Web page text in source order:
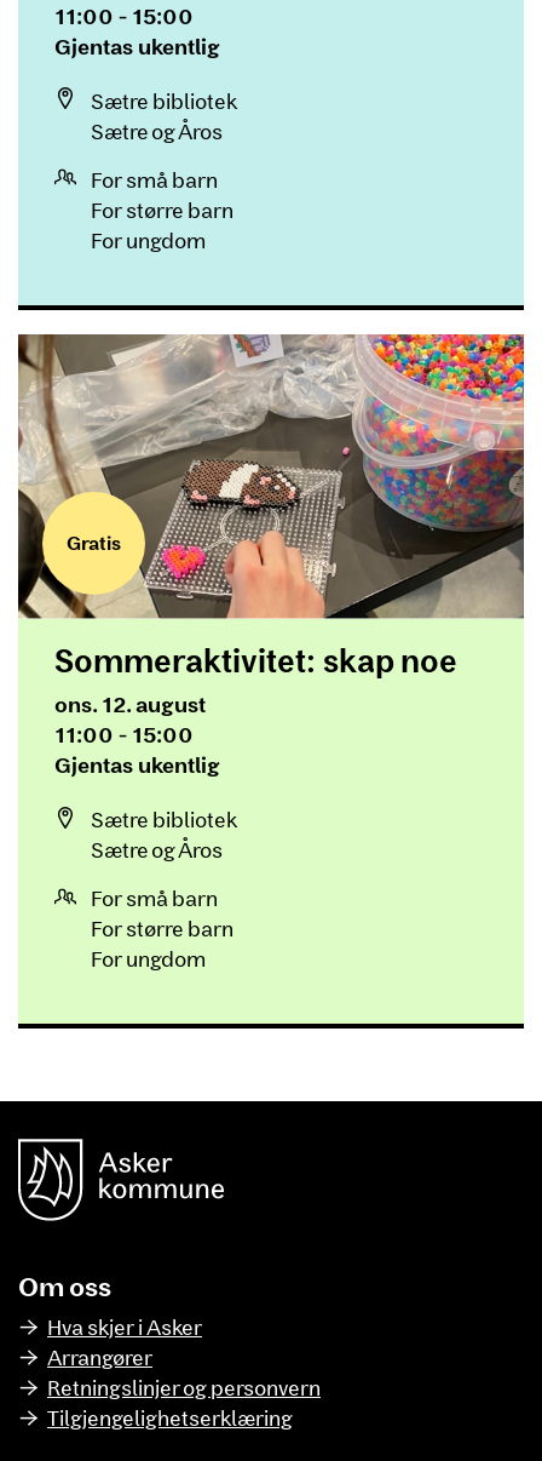
11:00 - 15:00
Gjentas ukentlig
Sætre bibliotek
Sætre og Åros
For små barn
For større barn
For ungdom
Gratis
Sommeraktivitet: skap noe
ons. 12. august
11:00 - 15:00
Gjentas ukentlig
Sætre bibliotek
Sætre og Åros
For små barn
For større barn
For ungdom
Om oss
Hva skjer i Asker
Arrangører
Retningslinjer og personvern
Tilgjengelighetserklæring